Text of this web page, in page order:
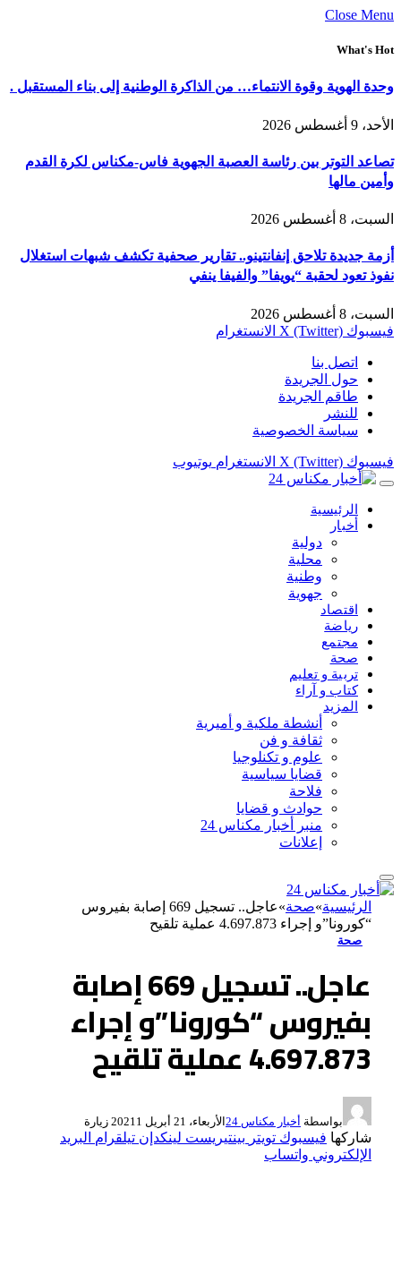
Close Menu
What's Hot
وحدة الهوية وقوة الانتماء… من الذاكرة الوطنية إلى بناء المستقبل .
الأحد، 9 أغسطس 2026
تصاعد التوتر بين رئاسة العصبة الجهوية فاس-مكناس لكرة القدم
وأمين مالها
السبت، 8 أغسطس 2026
أزمة جديدة تلاحق إنفانتينو.. تقارير صحفية تكشف شبهات استغلال
نفوذ تعود لحقبة “يويفا” والفيفا ينفي
السبت، 8 أغسطس 2026
فيسبوك X (Twitter) الانستغرام
اتصل بنا
حول الجريدة
طاقم الجريدة
للنشر
سياسة الخصوصية
فيسبوك X (Twitter) الانستغرام يوتيوب
الرئيسية
أخبار
دولية
محلية
وطنية
جهوية
اقتصاد
رياضة
مجتمع
صحة
تربية و تعليم
كتاب و آراء
المزيد
أنشطة ملكية و أميرية
ثقافة و فن
علوم و تكنلوجيا
قضايا سياسية
فلاحة
حوادث و قضايا
منبر أخبار مكناس 24
إعلانات
الرئيسية»صحة»
عاجل.. تسجيل 669 إصابة بفيروس
“كورونا”و إجراء 4.697.873 عملية تلقيح
صحة
عاجل.. تسجيل 669 إصابة
بفيروس “كورونا”و إجراء
4.697.873 عملية تلقيح
بواسطة أخبار مكناس 24 الأربعاء، 21 أبريل 2021 1 زيارة
شاركها فيسبوك تويتر بينتيريست لينكدإن تيلقرام البريد
الإلكتروني واتساب